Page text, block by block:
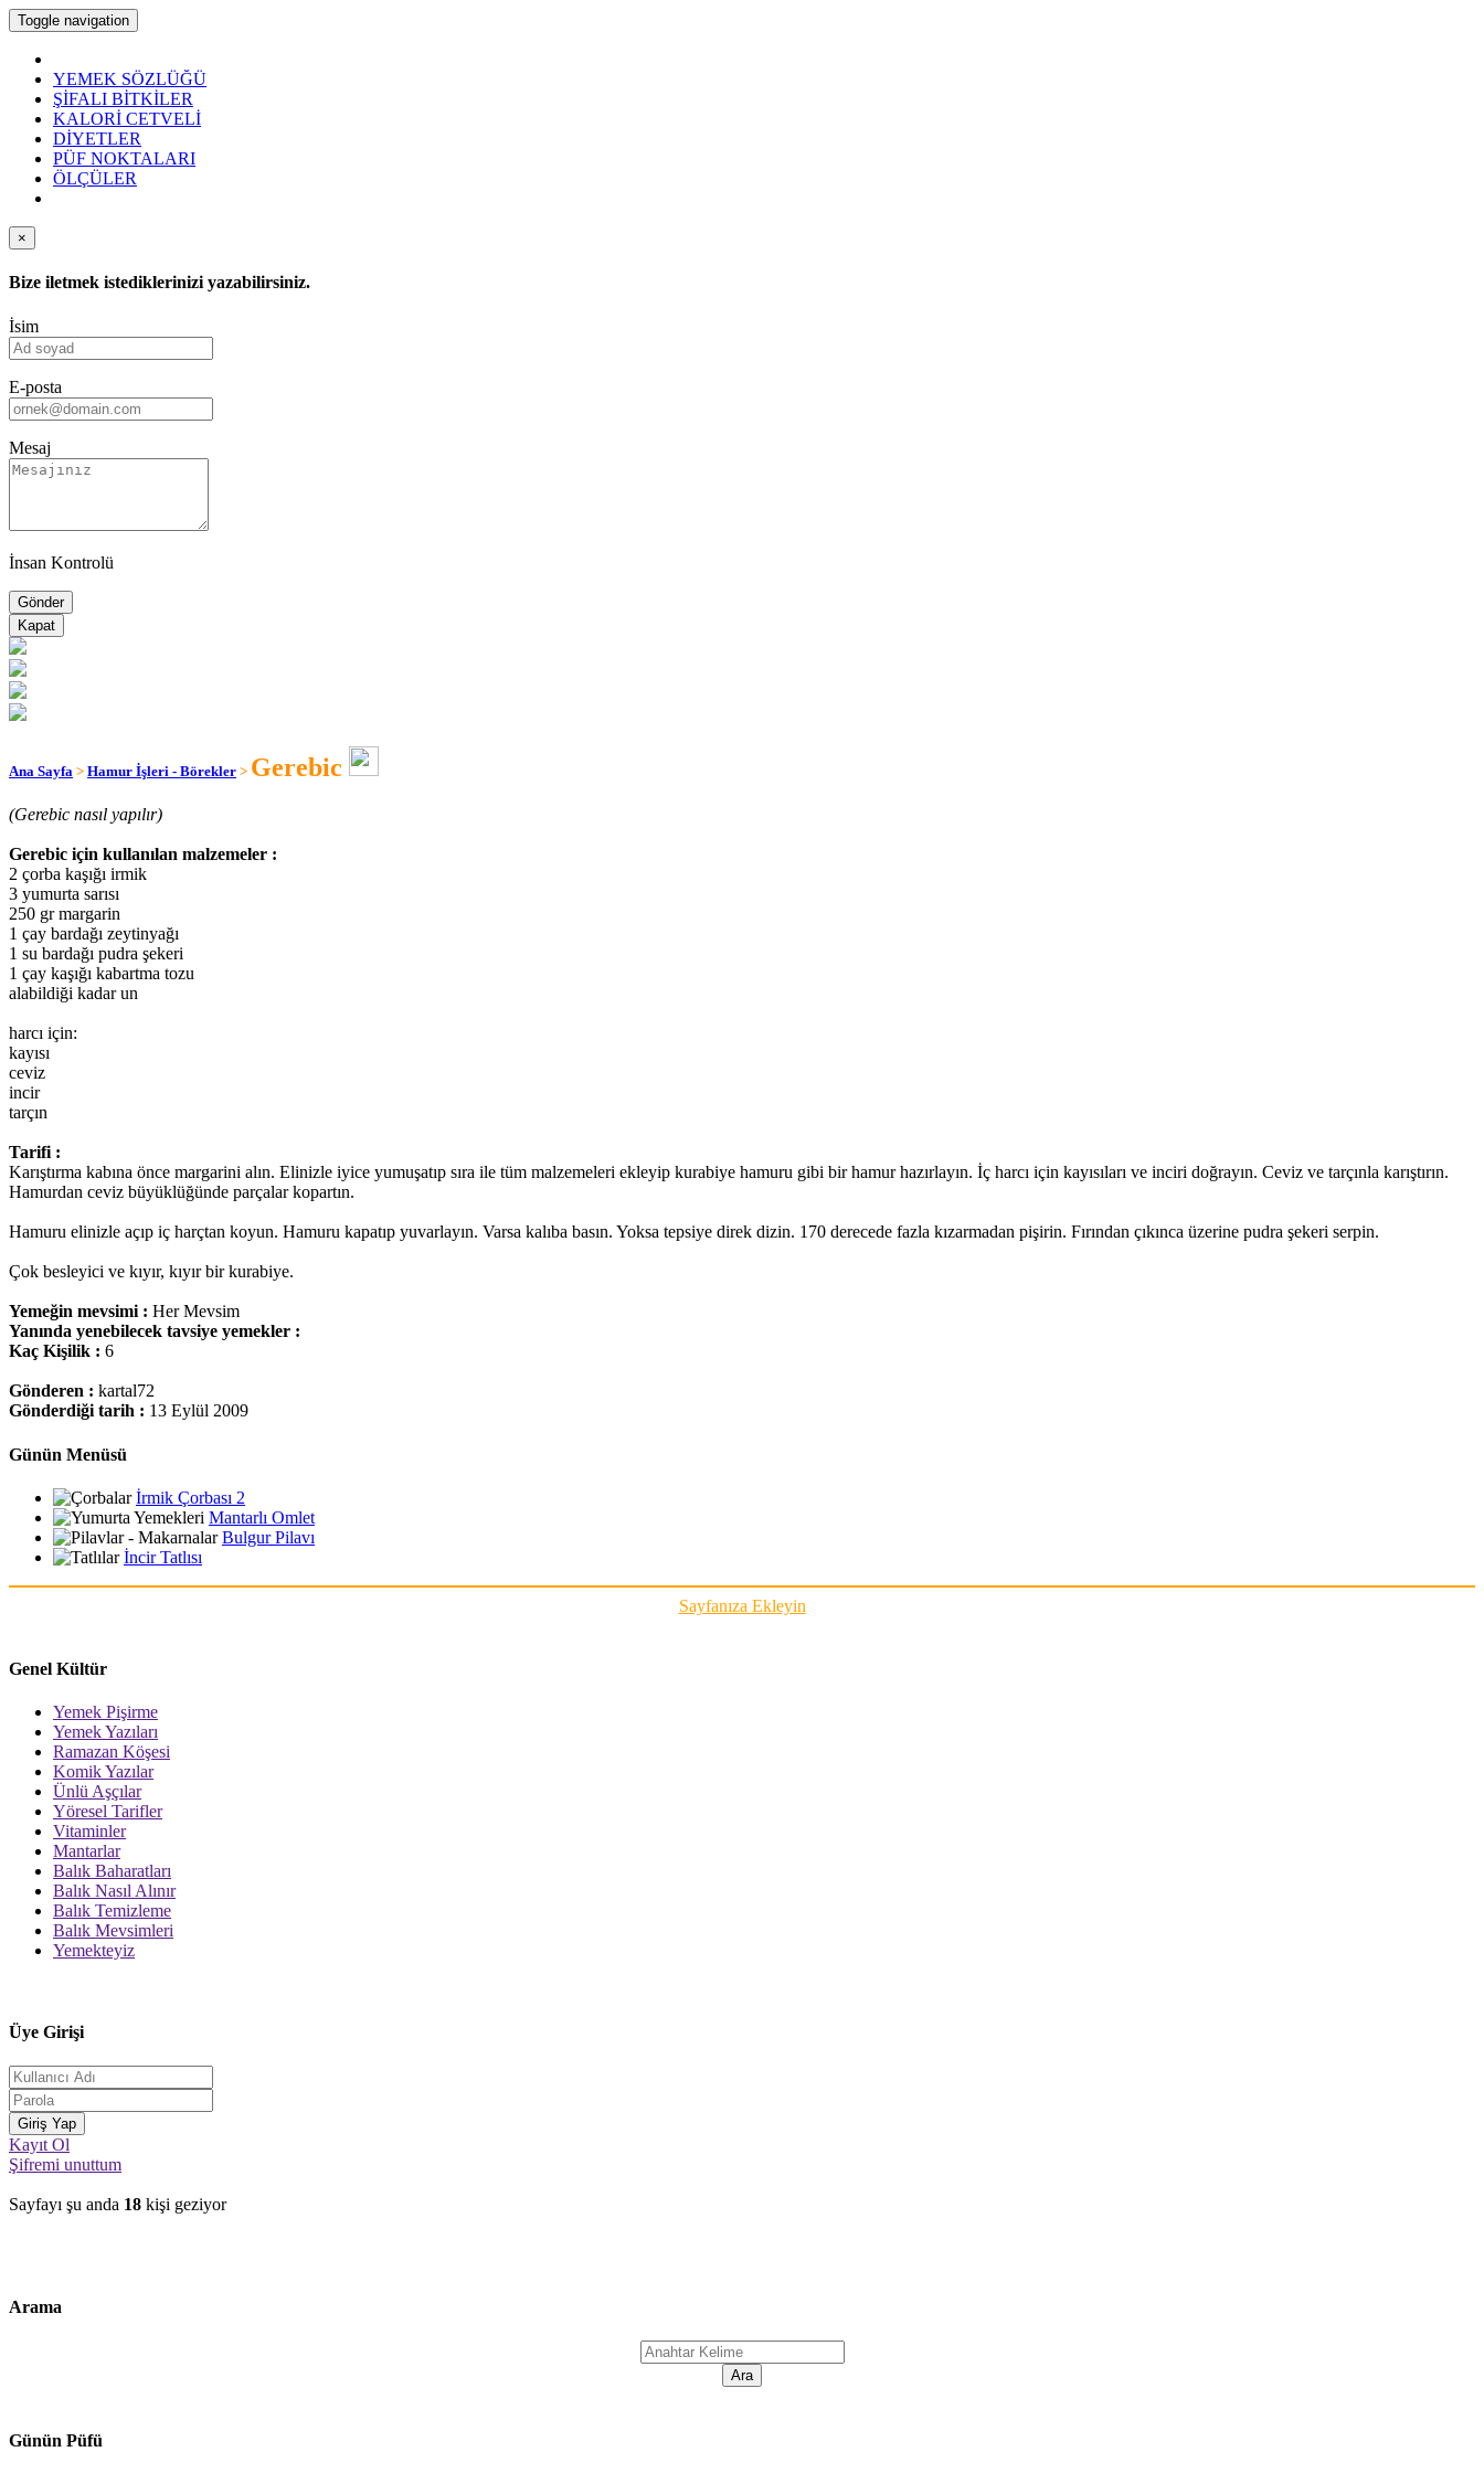
Toggle navigation
YEMEK SÖZLÜĞÜ
ŞİFALI BİTKİLER
KALORİ CETVELİ
DİYETLER
PÜF NOKTALARI
ÖLÇÜLER
×
Bize iletmek istediklerinizi yazabilirsiniz.
İsim
E-posta
Mesaj
İnsan Kontrolü
Kapat
Ana Sayfa > Hamur İşleri - Börekler > Gerebic
(Gerebic nasıl yapılır)
Gerebic için kullanılan malzemeler :
2 çorba kaşığı irmik
3 yumurta sarısı
250 gr margarin
1 çay bardağı zeytinyağı
1 su bardağı pudra şekeri
1 çay kaşığı kabartma tozu
alabildiği kadar un
harcı için:
kayısı
ceviz
incir
tarçın
Tarifi :
Karıştırma kabına önce margarini alın. Elinizle iyice yumuşatıp sıra ile tüm malzemeleri ekleyip kurabiye hamuru gibi bir hamur hazırlayın. İç harcı için kayısıları ve inciri doğrayın. Ceviz ve tarçınla karıştırın.
Hamurdan ceviz büyüklüğünde parçalar kopartın.
Hamuru elinizle açıp iç harçtan koyun. Hamuru kapatıp yuvarlayın. Varsa kalıba basın. Yoksa tepsiye direk dizin. 170 derecede fazla kızarmadan pişirin. Fırından çıkınca üzerine pudra şekeri serpin.
Çok besleyici ve kıyır, kıyır bir kurabiye.
Yemeğin mevsimi : Her Mevsim
Yanında yenebilecek tavsiye yemekler :
Kaç Kişilik : 6
Gönderen : kartal72
Gönderdiği tarih : 13 Eylül 2009
Günün Menüsü
İrmik Çorbası 2
Mantarlı Omlet
Bulgur Pilavı
İncir Tatlısı
Sayfanıza Ekleyin
Genel Kültür
Yemek Pişirme
Yemek Yazıları
Ramazan Köşesi
Komik Yazılar
Ünlü Aşçılar
Yöresel Tarifler
Vitaminler
Mantarlar
Balık Baharatları
Balık Nasıl Alınır
Balık Temizleme
Balık Mevsimleri
Yemekteyiz
Üye Girişi
Kayıt Ol
Şifremi unuttum
Sayfayı şu anda 18 kişi geziyor
Arama
Günün Püfü